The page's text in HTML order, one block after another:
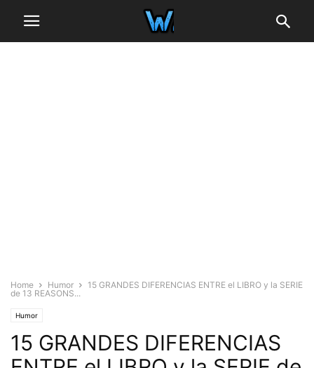
Home Humor
15 GRANDES DIFERENCIAS ENTRE el LIBRO y la SERIE
de 13 REASONS...
Humor
15 GRANDES DIFERENCIAS